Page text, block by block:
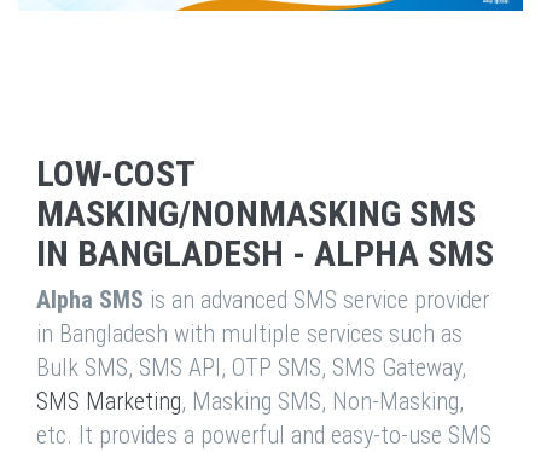
LOW-COST
MASKING/NONMASKING SMS
IN BANGLADESH - ALPHA SMS
Alpha SMS is an advanced SMS service provider
in Bangladesh with multiple services such as
Bulk SMS, SMS API, OTP SMS, SMS Gateway,
SMS Marketing, Masking SMS, Non-Masking,
etc. It provides a powerful and easy-to-use SMS